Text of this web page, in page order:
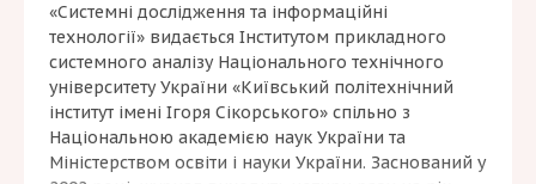
«Системні дослідження та інформаційні
технології» видається Інститутом прикладного
системного аналізу Національного технічного
університету України «Київський політехнічний
інститут імені Ігоря Сікорського» спільно з
Національною академією наук України та
Міністерством освіти і науки України. Заснований у